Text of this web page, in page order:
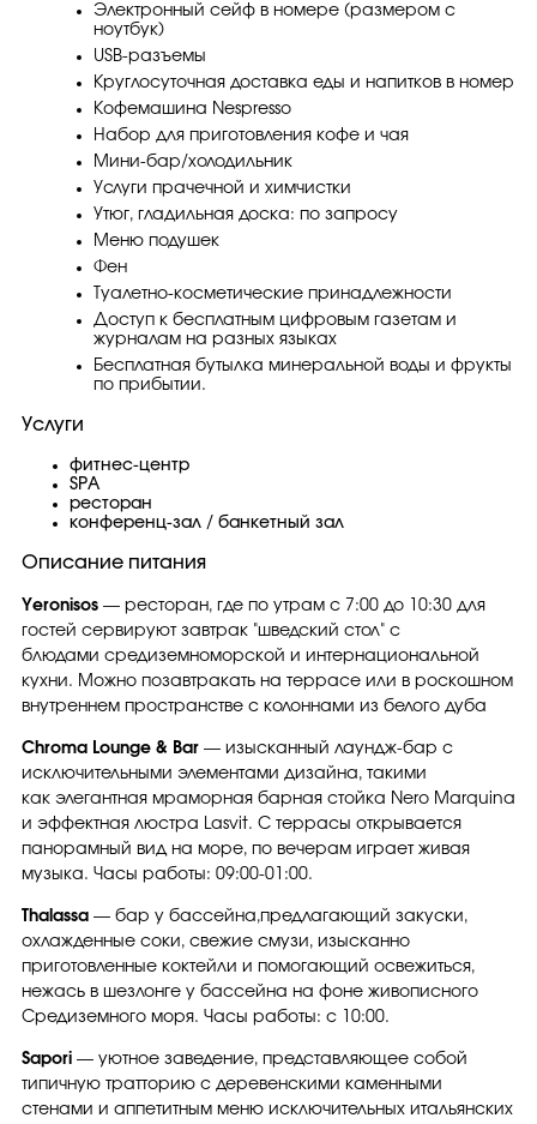
Электронный сейф в номере (размером с
ноутбук)
USB-разъемы
Круглосуточная доставка еды и напитков в номер
Кофемашина Nespresso
Набор для приготовления кофе и чая
Мини-бар/холодильник
Услуги прачечной и химчистки
Утюг, гладильная доска: по запросу
Меню подушек
Фен
Туалетно-косметические принадлежности
Доступ к бесплатным цифровым газетам и
журналам на разных языках
Бесплатная бутылка минеральной воды и фрукты
по прибытии.
Услуги
фитнес-центр
SPA
ресторан
конференц-зал / банкетный зал
Описание питания
Yeronisos — ресторан, где по утрам с 7:00 до 10:30 для
гостей сервируют завтрак "шведский стол" с
блюдами средиземноморской и интернациональной
кухни. Можно позавтракать на террасе или в роскошном
внутреннем пространстве с колоннами из белого дуба
Chroma Lounge & Bar — изысканный лаундж-бар с
исключительными элементами дизайна, такими
как элегантная мраморная барная стойка Nero Marquina
и эффектная люстра Lasvit. С террасы открывается
панорамный вид на море, по вечерам играет живая
музыка. Часы работы: 09:00-01:00.
Thalassa — бар у бассейна,предлагающий закуски,
охлажденные соки, свежие смузи, изысканно
приготовленные коктейли и помогающий освежиться,
нежась в шезлонге у бассейна на фоне живописного
Средиземного моря. Часы работы: с 10:00.
Sapori — уютное заведение, представляющее собой
типичную тратторию с деревенскими каменными
стенами и аппетитным меню исключительных итальянских